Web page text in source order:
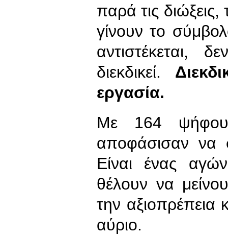
παρά τις διώξεις,
γίνουν το
αντιστέκεται,
διεκδικεί.
εργασία.
Με 164
αποφάσισαν να
Είναι ένας
θέλουν να
την αξιοπρέπεια
αύριο.